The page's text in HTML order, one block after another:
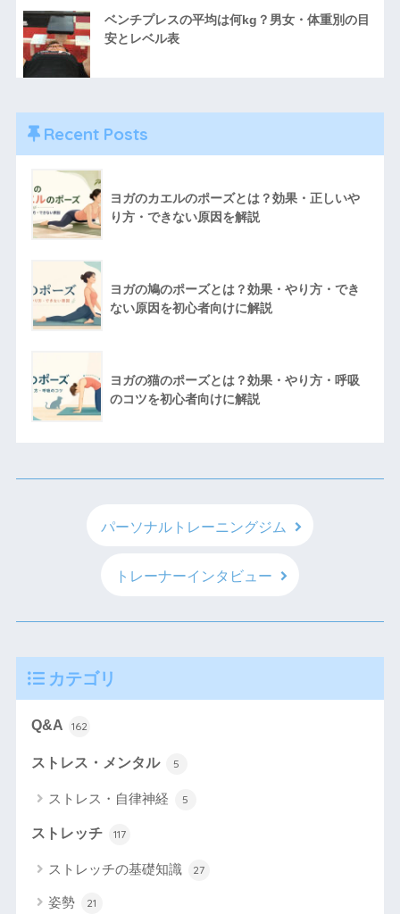
ベンチプレスの平均は何kg？男女・体重別の目
安とレベル表
Recent Posts
ヨガのカエルのポーズとは？効果・正しいや
り方・できない原因を解説
ヨガの鳩のポーズとは？効果・やり方・でき
ない原因を初心者向けに解説
ヨガの猫のポーズとは？効果・やり方・呼吸
のコツを初心者向けに解説
パーソナルトレーニングジム
トレーナーインタビュー
カテゴリ
Q&A 162
ストレス・メンタル 5
ストレス・自律神経 5
ストレッチ 117
ストレッチの基礎知識 27
姿勢 21